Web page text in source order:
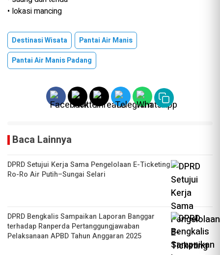
• lokasi mancing
Destinasi Wisata
Pantai Air Manis
Pantai Air Manis Padang
Baca Lainnya
DPRD Setujui Kerja Sama Pengelolaan E-Ticketing
Ro-Ro Air Putih–Sungai Selari
DPRD Bengkalis Sampaikan Laporan Banggar
terhadap Ranperda Pertanggungjawaban
Pelaksanaan APBD Tahun Anggaran 2025